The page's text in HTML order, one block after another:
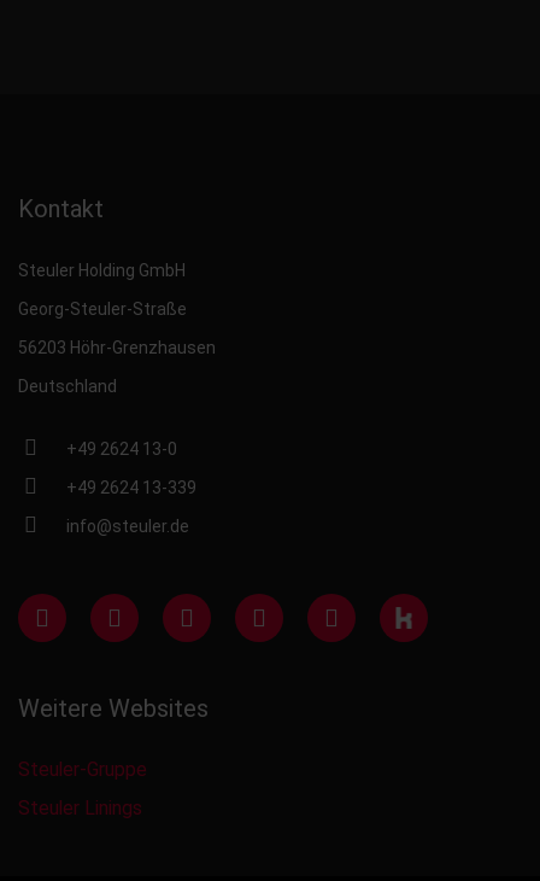
Kontakt
Steuler Holding GmbH
Georg-Steuler-Straße
56203 Höhr-Grenzhausen
Deutschland
+49 2624 13-0
+49 2624 13-339
info@steuler.de
Weitere Websites
Steuler-Gruppe
Steuler Linings